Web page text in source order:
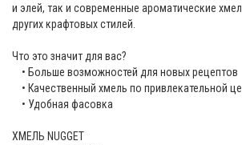
и элей, так и современные ароматические
других крафтовых стилей.
Что это значит для вас?
• Больше возможностей для новых рецептов
• Качественный хмель по привлекательной
• Удобная фасовка
ХМЕЛЬ NUGGET